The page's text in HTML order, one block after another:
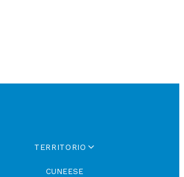
TERRITORIO
CUNEESE